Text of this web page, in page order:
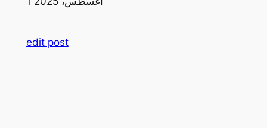
edit post